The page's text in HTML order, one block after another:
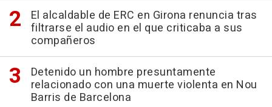
El alcaldable de ERC en Girona renuncia tras
filtrarse el audio en el que criticaba a sus
compañeros
Detenido un hombre presuntamente
relacionado con una muerte violenta en Nou
Barris de Barcelona